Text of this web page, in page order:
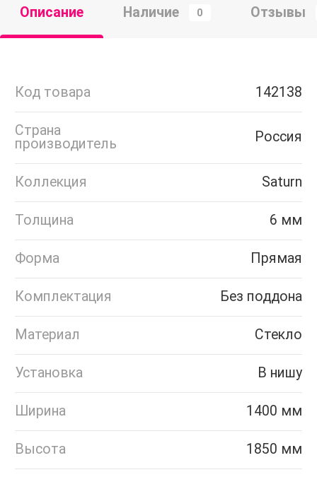
Описание Наличие 0 Отзывы
Код товара 142138
Страна
производитель
Россия
Коллекция Saturn
Толщина 6 мм
Форма Прямая
Комплектация Без поддона
Материал Стекло
Установка В нишу
Ширина 1400 мм
Высота 1850 мм